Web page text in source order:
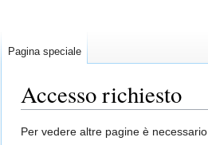
Accesso richiesto
Per vedere altre pagine è necessario
Pagina speciale